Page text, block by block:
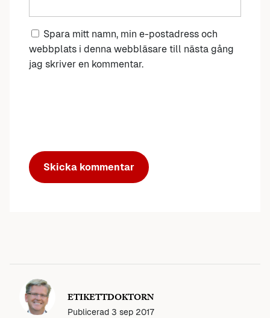
Spara mitt namn, min e-postadress och
webbplats i denna webbläsare till nästa gång
jag skriver en kommentar.
ETIKETTDOKTORN
Publicerad 3 sep 2017